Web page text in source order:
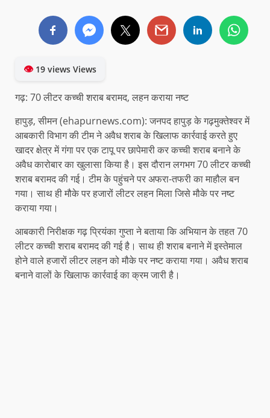
👁19 views Views
गढ़: 70 लीटर कच्ची शराब बरामद, लहन कराया नष्ट
हापुड़, सीमन (ehapurnews.com): जनपद हापुड़ के गढ़मुक्तेश्वर में
आबकारी विभाग की टीम ने अवैध शराब के खिलाफ कार्रवाई करते हुए
खादर क्षेत्र में गंगा पर एक टापू पर छापेमारी कर कच्ची शराब बनाने के
अवैध कारोबार का खुलासा किया है। इस दौरान लगभग 70 लीटर कच्ची
शराब बरामद की गई। टीम के पहुंचने पर अफरा-तफरी का माहौल बन
गया। साथ ही मौके पर हजारों लीटर लहन मिला जिसे मौके पर नष्ट
कराया गया।
आबकारी निरीक्षक गढ़ प्रियंका गुप्ता ने बताया कि अभियान के तहत 70
लीटर कच्ची शराब बरामद की गई है। साथ ही शराब बनाने में इस्तेमाल
होने वाले हजारों लीटर लहन को मौके पर नष्ट कराया गया। अवैध शराब
बनाने वालों के खिलाफ कार्रवाई का क्रम जारी है।